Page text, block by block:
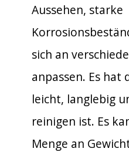
Aussehen, starke
sich an
anpassen. Es hat
leicht, langlebig
reinigen ist. Es
Menge an